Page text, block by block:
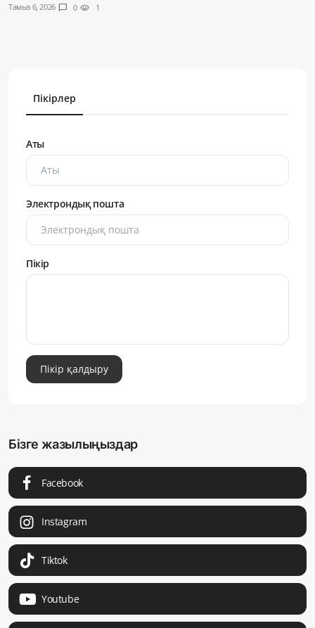
Тамыз 6, 2026 chat_bubble 0 visibility 1
Пікірлер
Аты
Электрондық пошта
Пікір
Пікір қалдыру
Бізге жазылыңыздар
Facebook
Instagram
Tiktok
Youtube